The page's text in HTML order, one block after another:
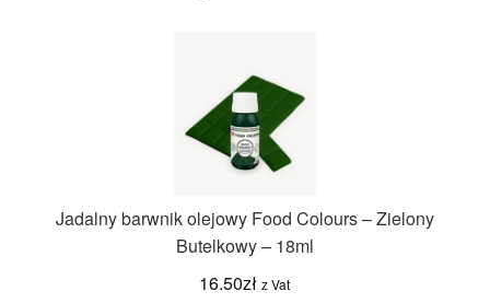
Jadalny barwnik olejowy Food Colours – Zielony
Butelkowy – 18ml
16.50zł z Vat